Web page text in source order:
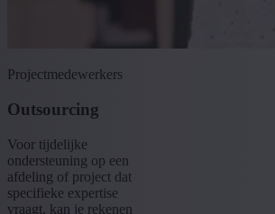
Projectmedewerkers
Outsourcing
Voor tijdelijke
ondersteuning op een
afdeling of project dat
specifieke expertise
vraagt, kan je rekenen